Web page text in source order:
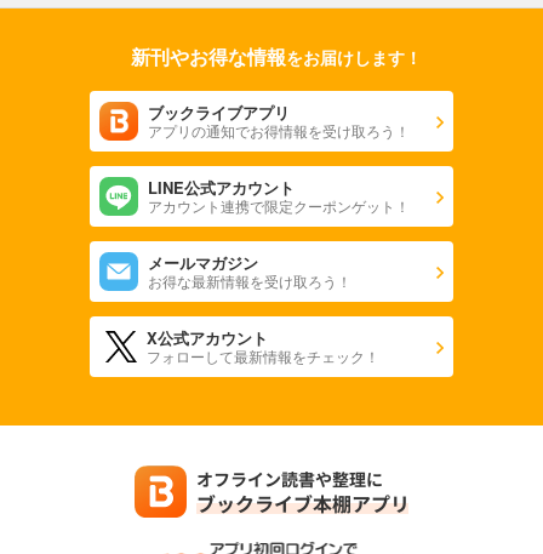
新刊やお得な情報をお届けします！
ブックライブアプリ
アプリの通知でお得情報を受け取ろう！
LINE公式アカウント
アカウント連携で限定クーポンゲット！
メールマガジン
お得な最新情報を受け取ろう！
X公式アカウント
フォローして最新情報をチェック！